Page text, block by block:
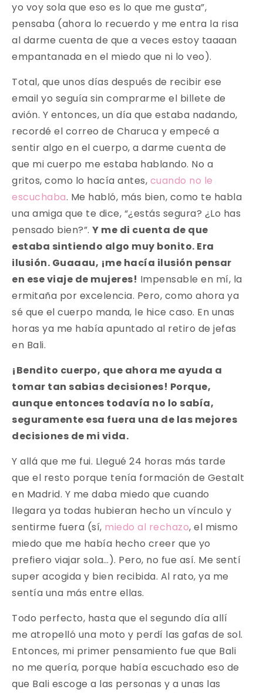
yo voy sola que eso es lo que me gusta”,
pensaba (ahora lo recuerdo y me entra la risa
al darme cuenta de que a veces estoy taaaan
empantanada en el miedo que ni lo veo).
Total, que unos días después de recibir ese
email yo seguía sin comprarme el billete de
avión. Y entonces, un día que estaba nadando,
recordé el correo de Charuca y empecé a
sentir algo en el cuerpo, a darme cuenta de
que mi cuerpo me estaba hablando. No a
gritos, como lo hacía antes, cuando no le
escuchaba. Me habló, más bien, como te habla
una amiga que te dice, “¿estás segura? ¿Lo has
pensado bien?”. Y me di cuenta de que
estaba sintiendo algo muy bonito. Era
ilusión. Guaaau, ¡me hacía ilusión pensar
en ese viaje de mujeres! Impensable en mí, la
ermitaña por excelencia. Pero, como ahora ya
sé que el cuerpo manda, le hice caso. En unas
horas ya me había apuntado al retiro de jefas
en Bali.
¡Bendito cuerpo, que ahora me ayuda a
tomar tan sabias decisiones! Porque,
aunque entonces todavía no lo sabía,
seguramente esa fuera una de las mejores
decisiones de mi vida.
Y allá que me fui. Llegué 24 horas más tarde
que el resto porque tenía formación de Gestalt
en Madrid. Y me daba miedo que cuando
llegara ya todas hubieran hecho un vínculo y
sentirme fuera (sí, miedo al rechazo, el mismo
miedo que me había hecho creer que yo
prefiero viajar sola…). Pero, no fue así. Me sentí
super acogida y bien recibida. Al rato, ya me
sentía una más entre ellas.
Todo perfecto, hasta que el segundo día allí
me atropelló una moto y perdí las gafas de sol.
Entonces, mi primer pensamiento fue que Bali
no me quería, porque había escuchado eso de
que Bali escoge a las personas y a unas las